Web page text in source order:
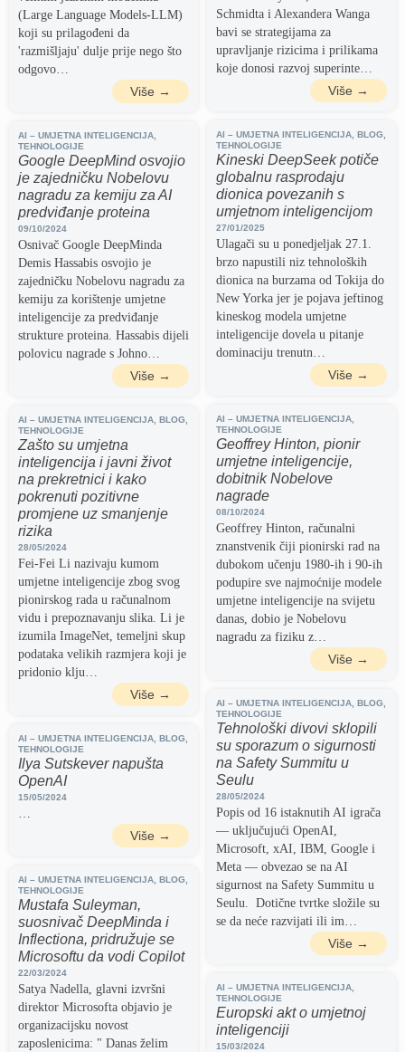
Schmidta i Alexandera Wanga
bavi se strategijama za
upravljanje rizicima i prilikama
koje donosi razvoj superinte…
Više →
(Large Language Models-LLM)
koji su prilagođeni da
'razmišljaju' dulje prije nego što
odgovo…
Više →
AI – UMJETNA INTELIGENCIJA BLOG
TEHNOLOGIJE
Kineski DeepSeek potiče
globalnu rasprodaju
dionica povezanih s
umjetnom inteligencijom
27/01/2025
Ulagači su u ponedjeljak 27.1.
brzo napustili niz tehnoloških
dionica na burzama od Tokija do
New Yorka jer je pojava jeftinog
kineskog modela umjetne
inteligencije dovela u pitanje
dominaciju trenutn…
Više →
AI – UMJETNA INTELIGENCIJA
TEHNOLOGIJE
Google DeepMind osvojio
je zajedničku Nobelovu
nagradu za kemiju za AI
predviđanje proteina
09/10/2024
Osnivač Google DeepMinda
Demis Hassabis osvojio je
zajedničku Nobelovu nagradu za
kemiju za korištenje umjetne
inteligencije za predviđanje
strukture proteina. Hassabis dijeli
polovicu nagrade s Johno…
Više →
AI – UMJETNA INTELIGENCIJA
TEHNOLOGIJE
Geoffrey Hinton, pionir
umjetne inteligencije,
dobitnik Nobelove
nagrade
08/10/2024
Geoffrey Hinton, računalni
znanstvenik čiji pionirski rad na
dubokom učenju 1980-ih i 90-ih
podupire sve najmoćnije modele
umjetne inteligencije na svijetu
danas, dobio je Nobelovu
nagradu za fiziku z…
Više →
AI – UMJETNA INTELIGENCIJA BLOG
TEHNOLOGIJE
Zašto su umjetna
inteligencija i javni život
na prekretnici i kako
pokrenuti pozitivne
promjene uz smanjenje
rizika
28/05/2024
Fei-Fei Li nazivaju kumom
umjetne inteligencije zbog svog
pionirskog rada u računalnom
vidu i prepoznavanju slika. Li je
izumila ImageNet, temeljni skup
podataka velikih razmjera koji je
pridonio klju…
Više →
AI – UMJETNA INTELIGENCIJA BLOG
TEHNOLOGIJE
Tehnološki divovi sklopili
su sporazum o sigurnosti
na Safety Summitu u
Seulu
28/05/2024
Popis od 16 istaknutih AI igrača
— uključujući OpenAI,
Microsoft, xAI, IBM, Google i
Meta — obvezao se na AI
sigurnost na Safety Summitu u
Seulu. Dotične tvrtke složile su
se da neće razvijati ili im…
Više →
AI – UMJETNA INTELIGENCIJA BLOG
TEHNOLOGIJE
Ilya Sutskever napušta
OpenAI
15/05/2024
…
Više →
AI – UMJETNA INTELIGENCIJA BLOG
TEHNOLOGIJE
Mustafa Suleyman,
suosnivač DeepMinda i
Inflectiona, pridružuje se
Microsoftu da vodi Copilot
22/03/2024
Satya Nadella, glavni izvršni
direktor Microsofta objavio je
organizacijsku novost
zaposlenicima: " Danas želim
AI – UMJETNA INTELIGENCIJA
TEHNOLOGIJE
Europski akt o umjetnoj
inteligenciji
15/03/2024